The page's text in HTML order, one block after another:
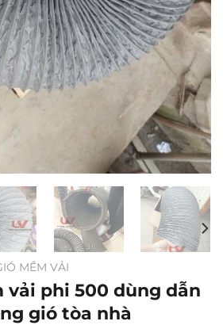
MỀM VẢI
vải phi 500 dùng dẫn
gió tòa nhà